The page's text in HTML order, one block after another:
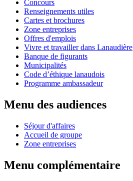
Concours
Renseignements utiles
Cartes et brochures
Zone entreprises
Offres d'emplois
Vivre et travailler dans Lanaudière
Banque de figurants
Municipalités
Code d’éthique lanaudois
Programme ambassadeur
Menu des audiences
Séjour d'affaires
Accueil de groupe
Zone entreprises
Menu complémentaire